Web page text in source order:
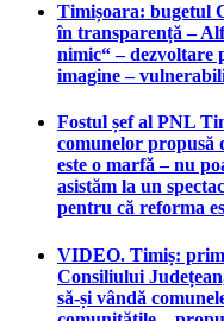
Timișoara: bugetul
în transparență –
nimic“ – dezvoltare
imagine –
Fostul șef al PNL
comunelor propusă
este o marfă – nu
asistăm la un
pentru că reforma
VIDEO. Timiș:
Consiliului
să-și vândă